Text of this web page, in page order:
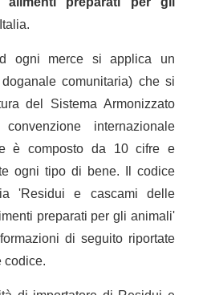
ogni merce si applica un
doganale comunitaria) che si
del Sistema Armonizzato
internazionale
è composto da 10 cifre e
ogni tipo di bene. Il codice
'Residui e cascami delle
preparati per gli animali'
di seguito riportate
codice.